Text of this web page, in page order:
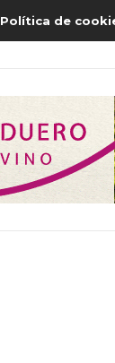
Política de